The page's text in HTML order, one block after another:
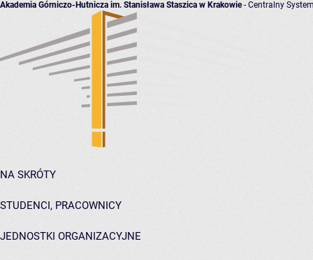
Akademia Górniczo-Hutnicza im. Stanisława Staszica w Krakowie- Centralny
NA SKRÓTY
STUDENCI, PRACOWNICY
JEDNOSTKI ORGANIZACYJNE